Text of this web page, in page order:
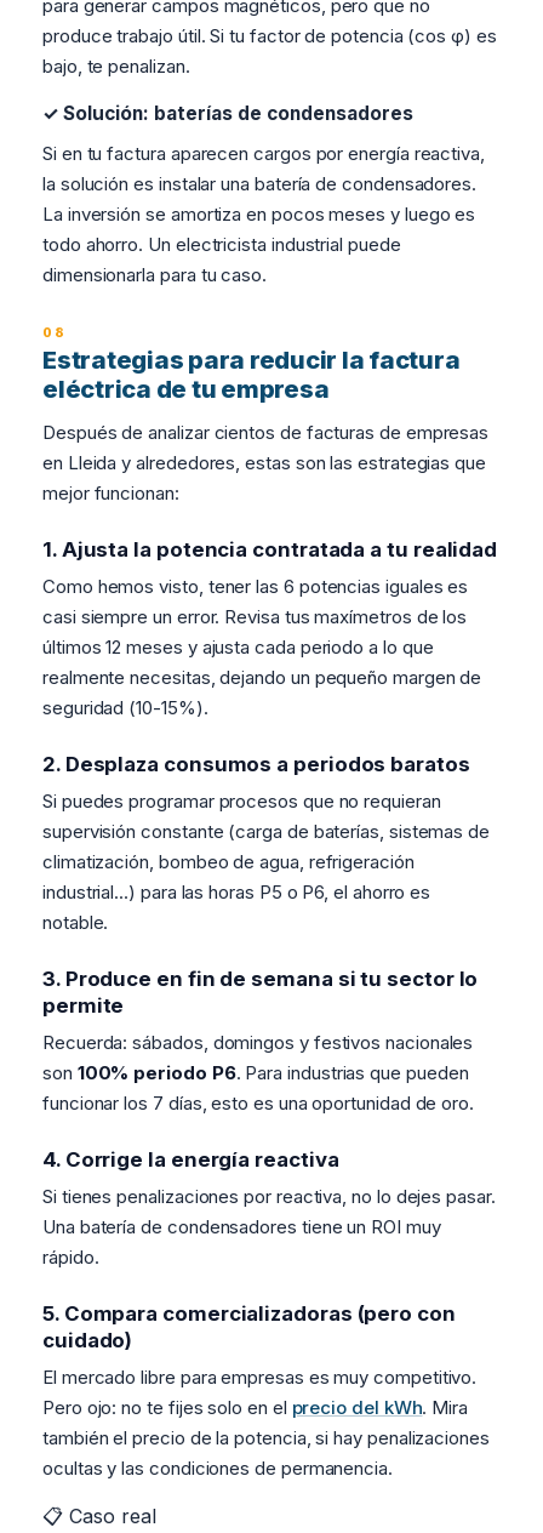
para generar campos magnéticos, pero que no
produce trabajo útil. Si tu factor de potencia (cos φ) es
bajo, te penalizan.
✓ Solución: baterías de condensadores
Si en tu factura aparecen cargos por energía reactiva,
la solución es instalar una batería de condensadores.
La inversión se amortiza en pocos meses y luego es
todo ahorro. Un electricista industrial puede
dimensionarla para tu caso.
Estrategias para reducir la factura
eléctrica de tu empresa
Después de analizar cientos de facturas de empresas
en Lleida y alrededores, estas son las estrategias que
mejor funcionan:
1. Ajusta la potencia contratada a tu realidad
Como hemos visto, tener las 6 potencias iguales es
casi siempre un error. Revisa tus maxímetros de los
últimos 12 meses y ajusta cada periodo a lo que
realmente necesitas, dejando un pequeño margen de
seguridad (10-15%).
2. Desplaza consumos a periodos baratos
Si puedes programar procesos que no requieran
supervisión constante (carga de baterías, sistemas de
climatización, bombeo de agua, refrigeración
industrial...) para las horas P5 o P6, el ahorro es
notable.
3. Produce en fin de semana si tu sector lo
permite
Recuerda: sábados, domingos y festivos nacionales
son 100% periodo P6. Para industrias que pueden
funcionar los 7 días, esto es una oportunidad de oro.
4. Corrige la energía reactiva
Si tienes penalizaciones por reactiva, no lo dejes pasar.
Una batería de condensadores tiene un ROI muy
rápido.
5. Compara comercializadoras (pero con
cuidado)
El mercado libre para empresas es muy competitivo.
Pero ojo: no te fijes solo en el precio del kWh. Mira
también el precio de la potencia, si hay penalizaciones
ocultas y las condiciones de permanencia.
📋 Caso real